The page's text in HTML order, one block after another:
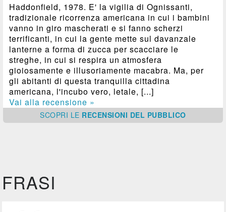
Haddonfield, 1978. E' la vigilia di Ognissanti,
tradizionale ricorrenza americana in cui i bambini
vanno in giro mascherati e si fanno scherzi
terrificanti, in cui la gente mette sul davanzale
lanterne a forma di zucca per scacciare le
streghe, in cui si respira un atmosfera
gioiosamente e illusoriamente macabra. Ma, per
gli abitanti di questa tranquilla cittadina
americana, l'incubo vero, letale, [...]
Vai alla recensione »
SCOPRI LE RECENSIONI DEL PUBBLICO
FRASI